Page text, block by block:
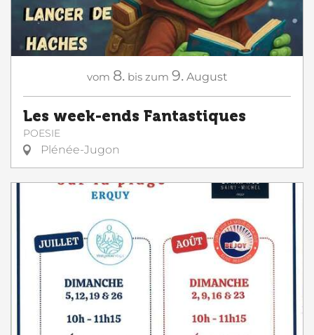
vom 8. bis zum 9. August
Les week-ends Fantastiques
POESIE
Plénée-Jugon